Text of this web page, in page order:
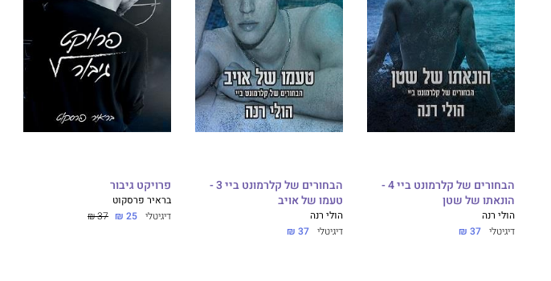
הבחורים של קלרמונט ביי 4 -
הונאתו של שטן
הולי רנה
דיגיטלי 37 ₪
הבחורים של קלרמונט ביי 3 -
טעמו של אויב
הולי רנה
דיגיטלי 37 ₪
פרויקט גיבור
בראיר פרסקוט
דיגיטלי 25 ₪
37 ₪